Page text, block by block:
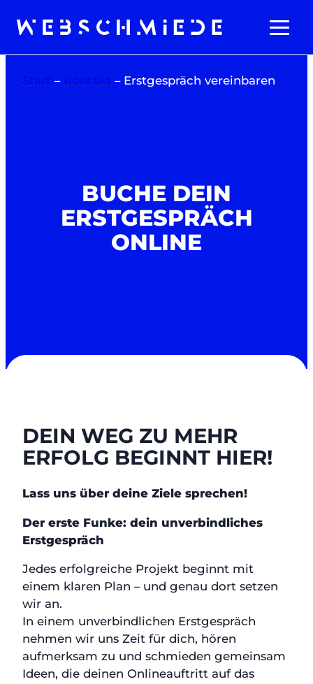
Inhalt
– – Erstgespräch vereinbaren
BUCHE DEIN
ERSTGESPRÄCH
ONLINE
DEIN WEG ZU MEHR
ERFOLG BEGINNT HIER!
Lass uns über deine Ziele sprechen!
Der erste Funke: dein unverbindliches
Erstgespräch
Jedes erfolgreiche Projekt beginnt mit
einem klaren Plan – und genau dort setzen
wir an.
In einem unverbindlichen Erstgespräch
nehmen wir uns Zeit für dich, hören
aufmerksam zu und schmieden gemeinsam
Ideen, die deinen Onlineauftritt auf das